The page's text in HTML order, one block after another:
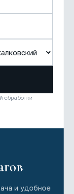
обработки
и удобное